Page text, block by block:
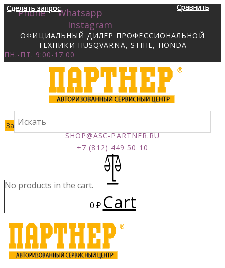
Phone
Whatsapp
Instagram
ОФИЦИАЛЬНЫЙ ДИЛЕР ПРОФЕССИОНАЛЬНОЙ
ТЕХНИКИ HUSQVARNA, STIHL, HONDA
ПН.-ПТ. 9:00-17:00
Заказать звонок
SHOP@ASC-PARTNER.RU
+7 (812) 449 50 10
No products in the cart.
0 ₽ Cart
Сделать запрос Сравнить
Сделать запрос Сравнить
Сделать запрос Сравнить
Сделать запрос Сравнить